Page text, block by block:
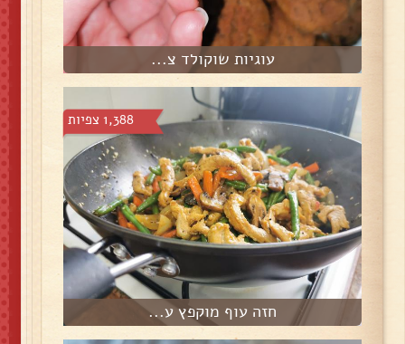
עוגיות שוקולד צ...
1,388 צפיות
חזה עוף מוקפץ ע...